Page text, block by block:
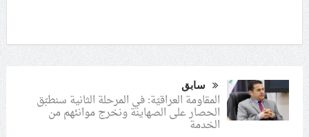
سابق
المقاومة العراقيّة: في المرحلة الثانية سنطبّق
الحصار على الصهاينة ونخرج موانئهم من
الخدمة